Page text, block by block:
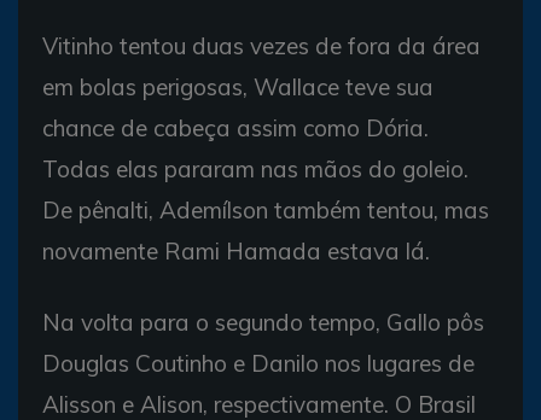
Vitinho tentou duas vezes de fora da área
em bolas perigosas, Wallace teve sua
chance de cabeça assim como Dória.
Todas elas pararam nas mãos do goleio.
De pênalti, Ademílson também tentou, mas
novamente Rami Hamada estava lá.
Na volta para o segundo tempo, Gallo pôs
Douglas Coutinho e Danilo nos lugares de
Alisson e Alison, respectivamente. O Brasil